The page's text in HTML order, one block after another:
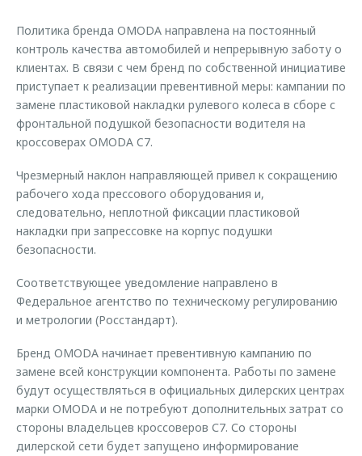
Кредитный калькулятор
Аксессуары
Одежда и сувениры
Оригинальные аксессуары
Запчасти
Трейд-ин
Калькулятор трейд-ин
O&J Автоклуб
Клуб владельцев OMODA
Приложение O&J
Аксессуары
Оригинальные аксессуары
Запчасти
Обратная связь
Политика бренда OMODA направлена на постоянный
контроль качества автомобилей и непрерывную заботу о
клиентах. В связи с чем бренд по собственной инициативе
приступает к реализации превентивной меры: кампании по
замене пластиковой накладки рулевого колеса в сборе с
фронтальной подушкой безопасности водителя на
кроссоверах OMODA C7.
Чрезмерный наклон направляющей привел к сокращению
рабочего хода прессового оборудования и,
следовательно, неплотной фиксации пластиковой
накладки при запрессовке на корпус подушки
безопасности.
Соответствующее уведомление направлено в
Федеральное агентство по техническому регулированию
и метрологии (Росстандарт).
Бренд OMODA начинает превентивную кампанию по
замене всей конструкции компонента. Работы по замене
будут осуществляться в официальных дилерских центрах
марки OMODA и не потребуют дополнительных затрат со
стороны владельцев кроссоверов С7. Со стороны
дилерской сети будет запущено информирование